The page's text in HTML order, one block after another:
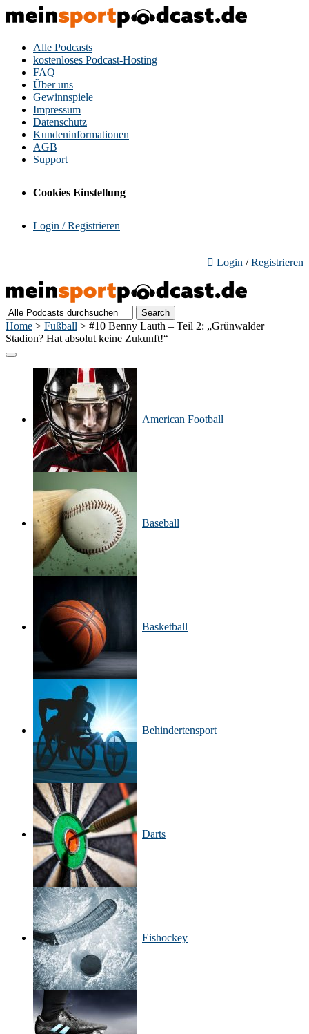
Alle Podcasts
kostenloses Podcast-Hosting
FAQ
Über uns
Gewinnspiele
Impressum
Datenschutz
Kundeninformationen
AGB
Support
Cookies Einstellung
Login / Registrieren
Login /Registrieren
Home > Fußball > #10 Benny Lauth – Teil 2: „Grünwalder
Stadion? Hat absolut keine Zukunft!“
American Football
Baseball
Basketball
Behinderten­sport
Darts
Eishockey